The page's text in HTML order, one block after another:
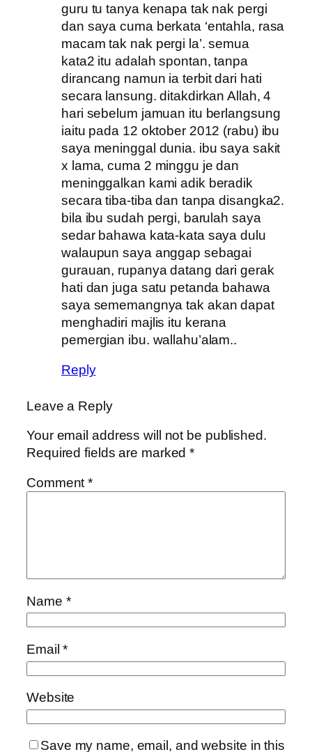
guru tu tanya kenapa tak nak pergi
dan saya cuma berkata ‘entahla, rasa
macam tak nak pergi la’. semua
kata2 itu adalah spontan, tanpa
dirancang namun ia terbit dari hati
secara lansung. ditakdirkan Allah, 4
hari sebelum jamuan itu berlangsung
iaitu pada 12 oktober 2012 (rabu) ibu
saya meninggal dunia. ibu saya sakit
x lama, cuma 2 minggu je dan
meninggalkan kami adik beradik
secara tiba-tiba dan tanpa disangka2.
bila ibu sudah pergi, barulah saya
sedar bahawa kata-kata saya dulu
walaupun saya anggap sebagai
gurauan, rupanya datang dari gerak
hati dan juga satu petanda bahawa
saya sememangnya tak akan dapat
menghadiri majlis itu kerana
pemergian ibu. wallahu’alam..
Reply
Leave a Reply
Your email address will not be published.
Required fields are marked*
Comment*
Name *
Email*
Website
Save my name, email, and website in this